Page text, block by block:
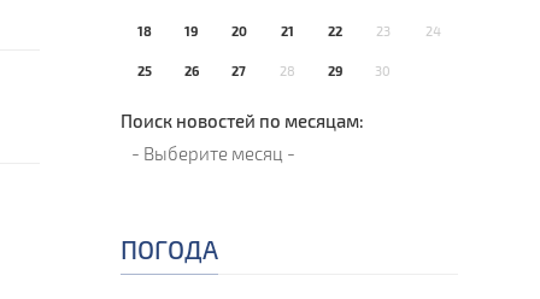
18 19 20 21 22 23 24
25 26 27 28 29 30
Поиск новостей по месяцам:
ПОГОДА